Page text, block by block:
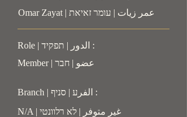
Omar Zayat | عمر زيات | עומר זאיאת
Role | الدور | תפקיד :
Member | عضو | חבר
Branch | الفرע | סניף :
N/A | غير متوفر | לא רלוונטי